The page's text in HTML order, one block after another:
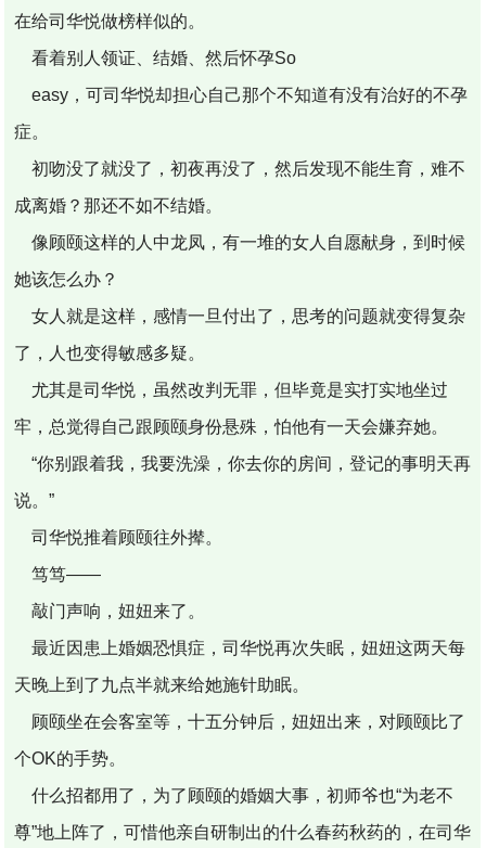
在给司华悦做榜样似的。
看着别人领证、结婚、然后怀孕So
easy，可司华悦却担心自己那个不知道有没有治好的不孕
症。
初吻没了就没了，初夜再没了，然后发现不能生育，难不
成离婚？那还不如不结婚。
像顾颐这样的人中龙凤，有一堆的女人自愿献身，到时候
她该怎么办？
女人就是这样，感情一旦付出了，思考的问题就变得复杂
了，人也变得敏感多疑。
尤其是司华悦，虽然改判无罪，但毕竟是实打实地坐过
牢，总觉得自己跟顾颐身份悬殊，怕他有一天会嫌弃她。
“你别跟着我，我要洗澡，你去你的房间，登记的事明天再
说。”
司华悦推着顾颐往外撵。
笃笃——
敲门声响，妞妞来了。
最近因患上婚姻恐惧症，司华悦再次失眠，妞妞这两天每
天晚上到了九点半就来给她施针助眠。
顾颐坐在会客室等，十五分钟后，妞妞出来，对顾颐比了
个OK的手势。
什么招都用了，为了顾颐的婚姻大事，初师爷也“为老不
尊”地上阵了，可惜他亲自研制出的什么春药秋药的，在司华